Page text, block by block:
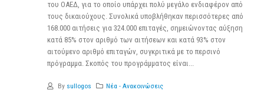
του ΟΑΕΔ, για το οποίο υπάρχει πολύ μεγάλο ενδιαφέρον από
τους δικαιούχους. Συνολικά υποβλήθηκαν περισσότερες από
168.000 αιτήσεις για 324.000 επιταγές, σημειώνοντας αύξηση
κατά 85% στον αριθμό των αιτήσεων και κατά 93% στον
αιτούμενο αριθμό επιταγών, συγκριτικά με το περσινό
πρόγραμμα. Σκοπός του προγράμματος είναι...
By sullogos
Νέα - Ανακοινώσεις